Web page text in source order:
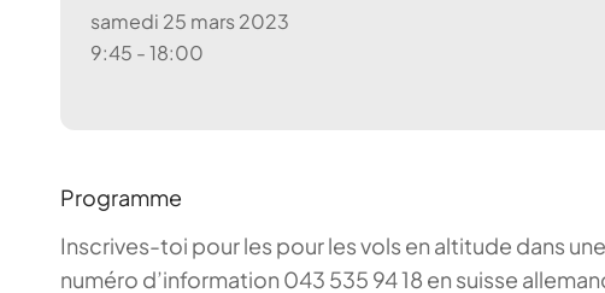
samedi 25 mars 2023
9:45 - 18:00
Programme
Inscrives-toi pour les pour les vols en altitude dans
numéro d’information 043 535 94 18 en suisse